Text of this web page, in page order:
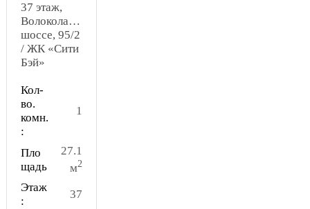
37 этаж,
Волоколамское
шоссе, 95/2
/ ЖК «Сити
Бэй»
Кол-
во.
комн.
:
1
Пло
щадь
27.1
м2
Этаж
:
37